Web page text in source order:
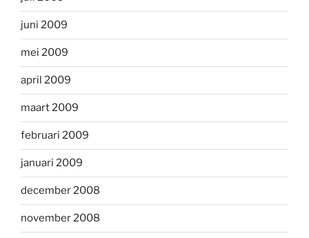
juni 2009
mei 2009
april 2009
maart 2009
februari 2009
januari 2009
december 2008
november 2008